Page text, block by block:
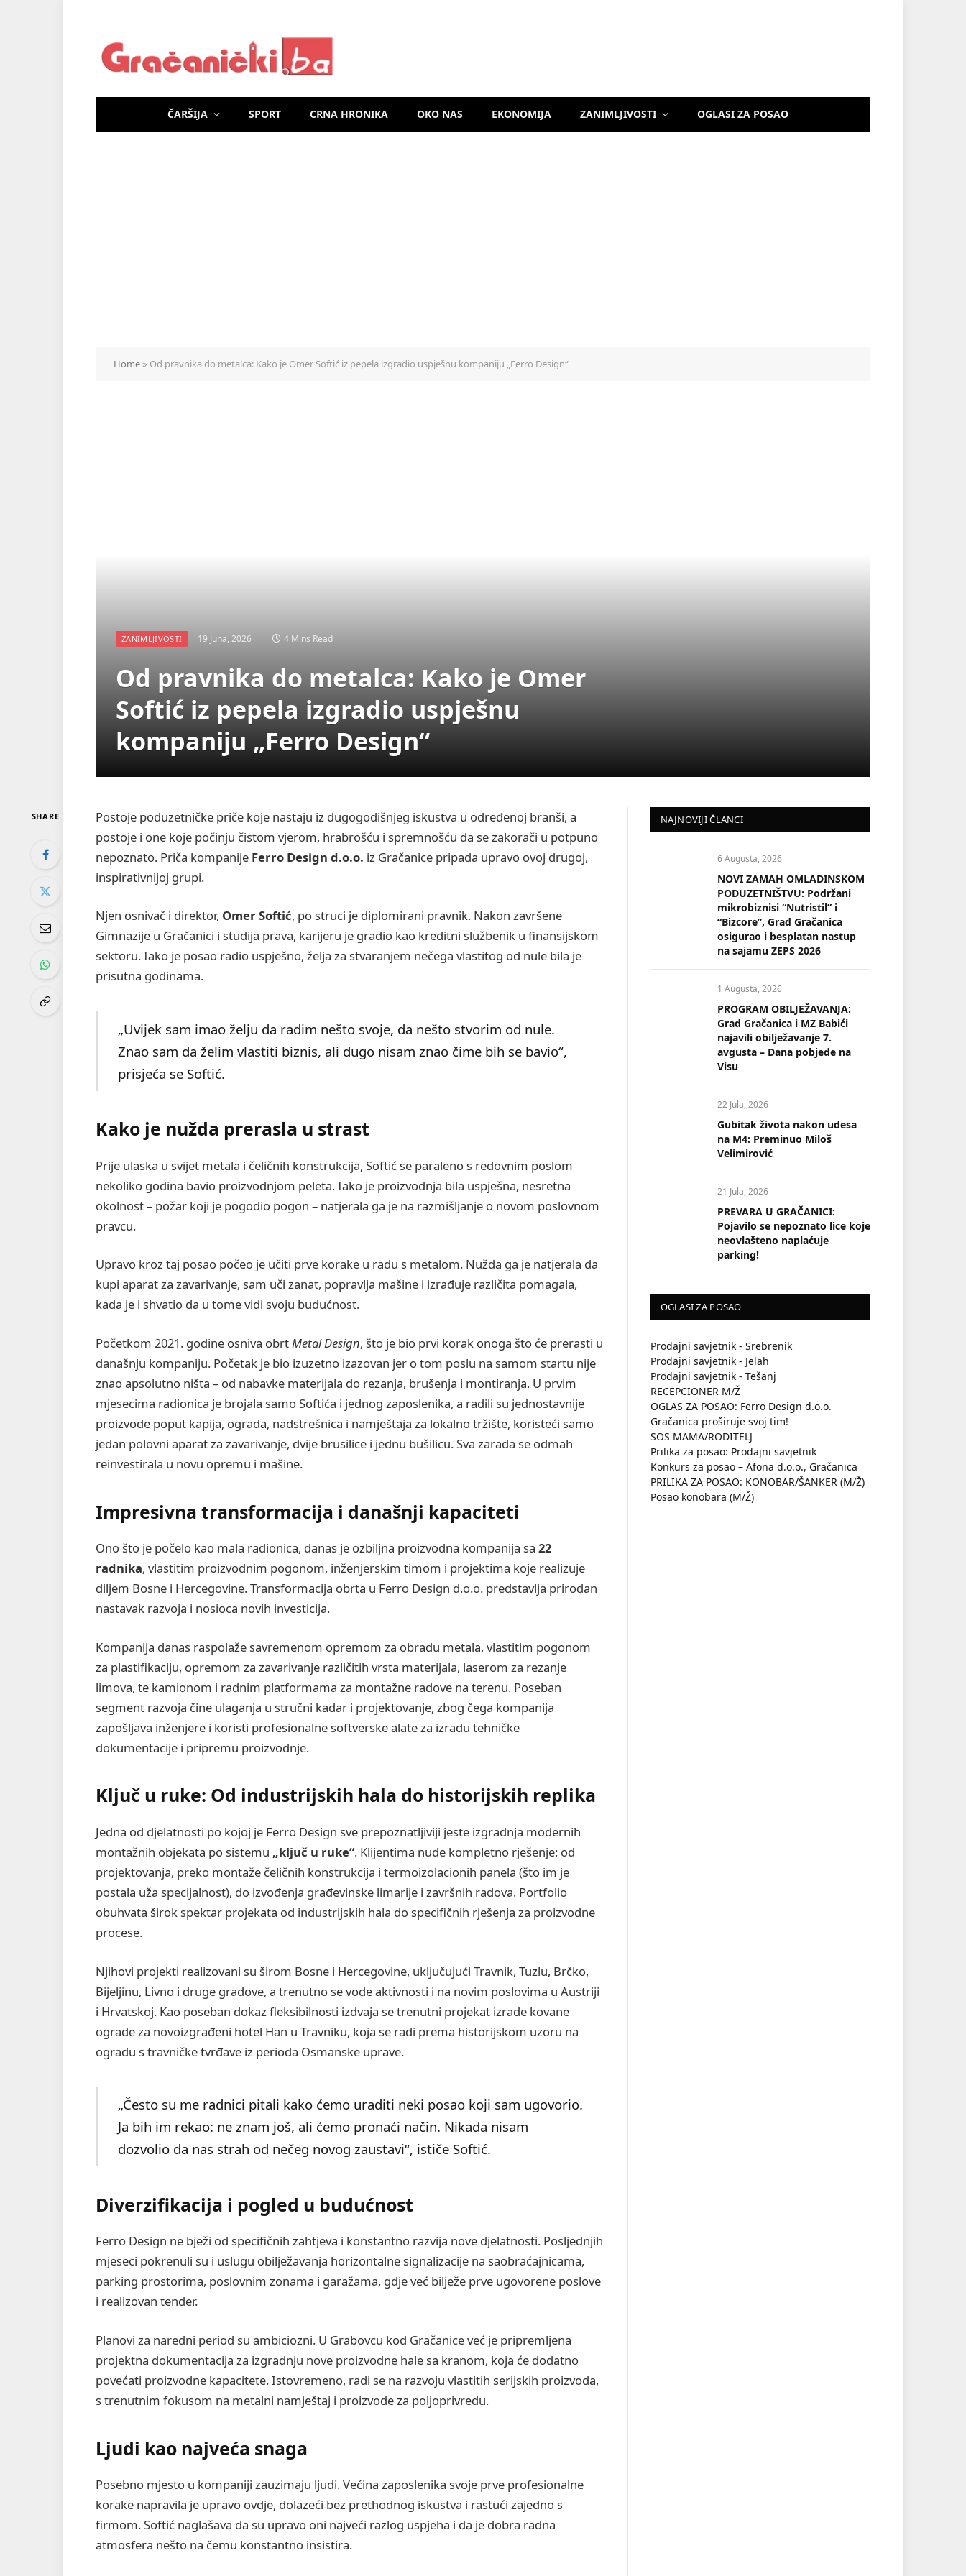
ČARŠIJA SPORT CRNA HRONIKA OKO NAS EKONOMIJA ZANIMLJIVOSTI OGLASI ZA POSAO
Home » Od pravnika do metalca: Kako je Omer Softić iz pepela izgradio uspješnu kompaniju „Ferro Design“
ZANIMLJIVOSTI 19 Juna, 2026 4 Mins Read
Od pravnika do metalca: Kako je Omer
Softić iz pepela izgradio uspješnu
kompaniju „Ferro Design“
SHARE
Postoje poduzetničke priče koje nastaju iz dugogodišnjeg iskustva u određenoj branši, a
postoje i one koje počinju čistom vjerom, hrabrošću i spremnošću da se zakorači u potpuno
nepoznato. Priča kompanije Ferro Design d.o.o. iz Gračanice pripada upravo ovoj drugoj,
inspirativnijoj grupi.
Njen osnivač i direktor, Omer Softić, po struci je diplomirani pravnik. Nakon završene
Gimnazije u Gračanici i studija prava, karijeru je gradio kao kreditni službenik u finansijskom
sektoru. Iako je posao radio uspješno, želja za stvaranjem nečega vlastitog od nule bila je
prisutna godinama.
„Uvijek sam imao želju da radim nešto svoje, da nešto stvorim od nule.
Znao sam da želim vlastiti biznis, ali dugo nisam znao čime bih se bavio“,
prisjeća se Softić.
Kako je nužda prerasla u strast
Prije ulaska u svijet metala i čeličnih konstrukcija, Softić se paraleno s redovnim poslom
nekoliko godina bavio proizvodnjom peleta. Iako je proizvodnja bila uspješna, nesretna
okolnost – požar koji je pogodio pogon – natjerala ga je na razmišljanje o novom poslovnom
pravcu.
Upravo kroz taj posao počeo je učiti prve korake u radu s metalom. Nužda ga je natjerala da
kupi aparat za zavarivanje, sam uči zanat, popravlja mašine i izrađuje različita pomagala,
kada je i shvatio da u tome vidi svoju budućnost.
Početkom 2021. godine osniva obrtMetal Design, što je bio prvi korak onoga što će prerasti u
današnju kompaniju. Početak je bio izuzetno izazovan jer o tom poslu na samom startu nije
znao apsolutno ništa – od nabavke materijala do rezanja, brušenja i montiranja. U prvim
mjesecima radionica je brojala samo Softića i jednog zaposlenika, a radili su jednostavnije
proizvode poput kapija, ograda, nadstrešnica i namještaja za lokalno tržište, koristeći samo
jedan polovni aparat za zavarivanje, dvije brusilice i jednu bušilicu. Sva zarada se odmah
reinvestirala u novu opremu i mašine.
Impresivna transformacija i današnji kapaciteti
Ono što je počelo kao mala radionica, danas je ozbiljna proizvodna kompanija sa 22
radnika, vlastitim proizvodnim pogonom, inženjerskim timom i projektima koje realizuje
diljem Bosne i Hercegovine. Transformacija obrta u Ferro Design d.o.o. predstavlja prirodan
nastavak razvoja i nosioca novih investicija.
Kompanija danas raspolaže savremenom opremom za obradu metala, vlastitim pogonom
za plastifikaciju, opremom za zavarivanje različitih vrsta materijala, laserom za rezanje
limova, te kamionom i radnim platformama za montažne radove na terenu. Poseban
segment razvoja čine ulaganja u stručni kadar i projektovanje, zbog čega kompanija
zapošljava inženjere i koristi profesionalne softverske alate za izradu tehničke
dokumentacije i pripremu proizvodnje.
Ključ u ruke: Od industrijskih hala do historijskih replika
Jedna od djelatnosti po kojoj je Ferro Design sve prepoznatljiviji jeste izgradnja modernih
montažnih objekata po sistemu „ključ u ruke“. Klijentima nude kompletno rješenje: od
projektovanja, preko montaže čeličnih konstrukcija i termoizolacionih panela (što im je
postala uža specijalnost), do izvođenja građevinske limarije i završnih radova. Portfolio
obuhvata širok spektar projekata od industrijskih hala do specifičnih rješenja za proizvodne
procese.
Njihovi projekti realizovani su širom Bosne i Hercegovine, uključujući Travnik, Tuzlu, Brčko,
Bijeljinu, Livno i druge gradove, a trenutno se vode aktivnosti i na novim poslovima u Austriji
i Hrvatskoj. Kao poseban dokaz fleksibilnosti izdvaja se trenutni projekat izrade kovane
ograde za novoizgrađeni hotel Han u Travniku, koja se radi prema historijskom uzoru na
ogradu s travničke tvrđave iz perioda Osmanske uprave.
„Često su me radnici pitali kako ćemo uraditi neki posao koji sam ugovorio.
Ja bih im rekao: ne znam još, ali ćemo pronaći način. Nikada nisam
dozvolio da nas strah od nečeg novog zaustavi“, ističe Softić.
Diverzifikacija i pogled u budućnost
Ferro Design ne bježi od specifičnih zahtjeva i konstantno razvija nove djelatnosti. Posljednjih
mjeseci pokrenuli su i uslugu obilježavanja horizontalne signalizacije na saobraćajnicama,
parking prostorima, poslovnim zonama i garažama, gdje već bilježe prve ugovorene poslove
i realizovan tender.
Planovi za naredni period su ambiciozni. U Grabovcu kod Gračanice već je pripremljena
projektna dokumentacija za izgradnju nove proizvodne hale sa kranom, koja će dodatno
povećati proizvodne kapacitete. Istovremeno, radi se na razvoju vlastitih serijskih proizvoda,
s trenutnim fokusom na metalni namještaj i proizvode za poljoprivredu.
Ljudi kao najveća snaga
Posebno mjesto u kompaniji zauzimaju ljudi. Većina zaposlenika svoje prve profesionalne
korake napravila je upravo ovdje, dolazeći bez prethodnog iskustva i rastući zajedno s
firmom. Softić naglašava da su upravo oni najveći razlog uspjeha i da je dobra radna
atmosfera nešto na čemu konstantno insistira.
NAJNOVIJI ČLANCI
6 Augusta, 2026
NOVI ZAMAH OMLADINSKOM
PODUZETNIŠTVU: Podržani
mikrobiznisi “Nutristil” i
“Bizcore”, Grad Gračanica
osigurao i besplatan nastup
na sajamu ZEPS 2026
1 Augusta, 2026
PROGRAM OBILJEŽAVANJA:
Grad Gračanica i MZ Babići
najavili obilježavanje 7.
avgusta – Dana pobjede na
Visu
22 Jula, 2026
Gubitak života nakon udesa
na M4: Preminuo Miloš
Velimirović
21 Jula, 2026
PREVARA U GRAČANICI:
Pojavilo se nepoznato lice koje
neovlašteno naplaćuje
parking!
OGLASI ZA POSAO
Prodajni savjetnik - Srebrenik
Prodajni savjetnik - Jelah
Prodajni savjetnik - Tešanj
RECEPCIONER M/Ž
OGLAS ZA POSAO: Ferro Design d.o.o.
Gračanica proširuje svoj tim!
SOS MAMA/RODITELJ
Prilika za posao: Prodajni savjetnik
Konkurs za posao – Afona d.o.o., Gračanica
PRILIKA ZA POSAO: KONOBAR/ŠANKER (M/Ž)
Posao konobara (M/Ž)